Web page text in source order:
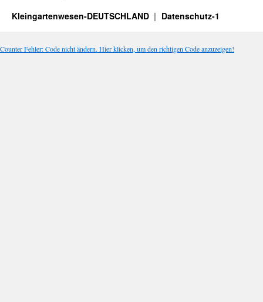
Kleingartenwesen-DEUTSCHLAND Datenschutz-1
Counter Fehler: Code nicht ändern. Hier klicken, um den richtigen Code anzuzeigen!